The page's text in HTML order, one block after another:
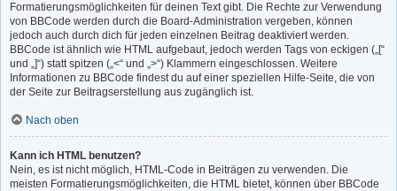
Formatierungsmöglichkeiten für deinen Text gibt. Die Rechte zur Verwendung
von BBCode werden durch die Board-Administration vergeben, können
jedoch auch durch dich für jeden einzelnen Beitrag deaktiviert werden.
BBCode ist ähnlich wie HTML aufgebaut, jedoch werden Tags von eckigen („[“
und „]“) statt spitzen („<“ und „>“) Klammern eingeschlossen. Weitere
Informationen zu BBCode findest du auf einer speziellen Hilfe-Seite, die von
der Seite zur Beitragserstellung aus zugänglich ist.
Nach oben
Kann ich HTML benutzen?
Nein, es ist nicht möglich, HTML-Code in Beiträgen zu verwenden. Die
meisten Formatierungsmöglichkeiten, die HTML bietet, können über BBCode